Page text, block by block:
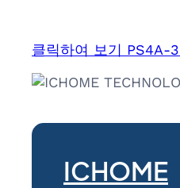
클릭하여 보기 PS4A-
ICHOME